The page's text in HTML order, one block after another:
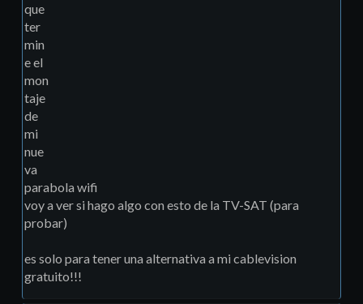
que
ter
min
e el
mon
taje
de
mi
nue
va
parabola wifi
voy a ver si hago algo con esto de la TV-SAT (para
probar)
es solo para tener una alternativa a mi cablevision
gratuito!!!